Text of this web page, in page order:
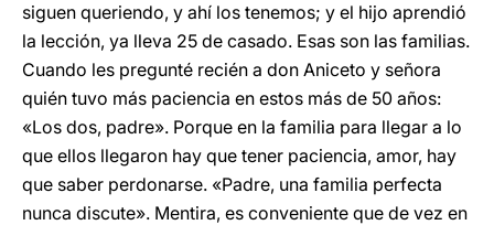
siguen queriendo, y ahí los tenemos; y el hijo aprendió
la lección, ya lleva 25 de casado. Esas son las familias.
Cuando les pregunté recién a don Aniceto y señora
quién tuvo más paciencia en estos más de 50 años:
«Los dos, padre». Porque en la familia para llegar a lo
que ellos llegaron hay que tener paciencia, amor, hay
que saber perdonarse. «Padre, una familia perfecta
nunca discute». Mentira, es conveniente que de vez en